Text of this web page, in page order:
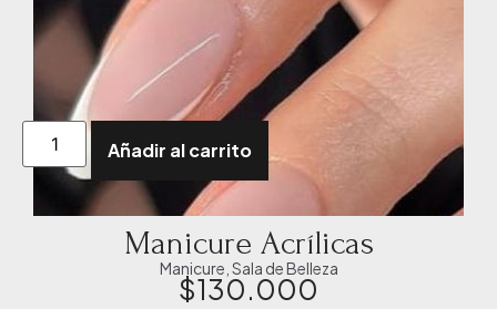
Añadir al carrito
Manicure Acrílicas
Manicure Sala de Belleza
$130.000